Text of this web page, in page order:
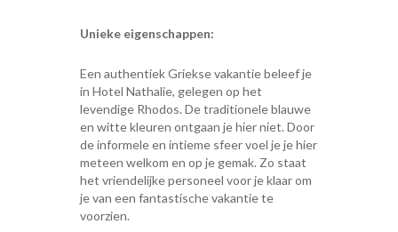
Unieke eigenschappen:
Een authentiek Griekse vakantie beleef je
in Hotel Nathalie, gelegen op het
levendige Rhodos. De traditionele blauwe
en witte kleuren ontgaan je hier niet. Door
de informele en intieme sfeer voel je je hier
meteen welkom en op je gemak. Zo staat
het vriendelijke personeel voor je klaar om
je van een fantastische vakantie te
voorzien.